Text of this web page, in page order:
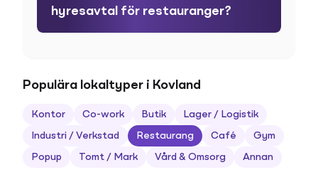
hyresavtal för restauranger?
Populära lokaltyper i Kovland
Kontor Co-work Butik Lager / Logistik
Industri / Verkstad Restaurang Café Gym
Popup Tomt / Mark Vård & Omsorg Annan